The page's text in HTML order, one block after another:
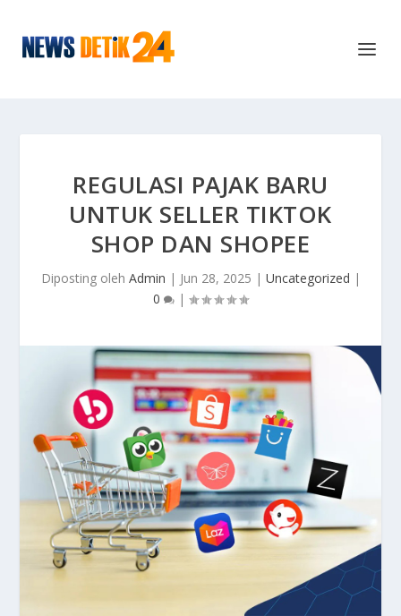
REGULASI PAJAK BARU
UNTUK SELLER TIKTOK
SHOP DAN SHOPEE
Diposting oleh Admin | Jun 28, 2025 | Uncategorized |
0
|